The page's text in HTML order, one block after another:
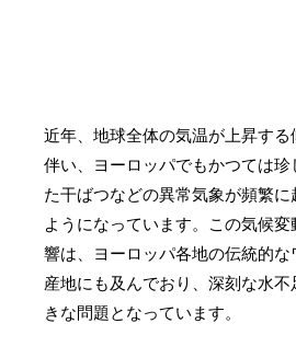
近年、地球全体の気温が上昇する
伴い、ヨーロッパでもかつては珍
た干ばつなどの異常気象が頻繁に
ようになっています。この気候変
響は、ヨーロッパ各地の伝統的な
産地にも及んでおり、深刻な水不
きな問題となっています。